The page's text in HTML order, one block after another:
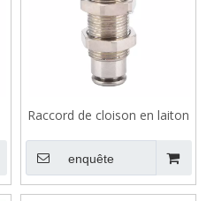
Raccord de cloison en laiton
enquête